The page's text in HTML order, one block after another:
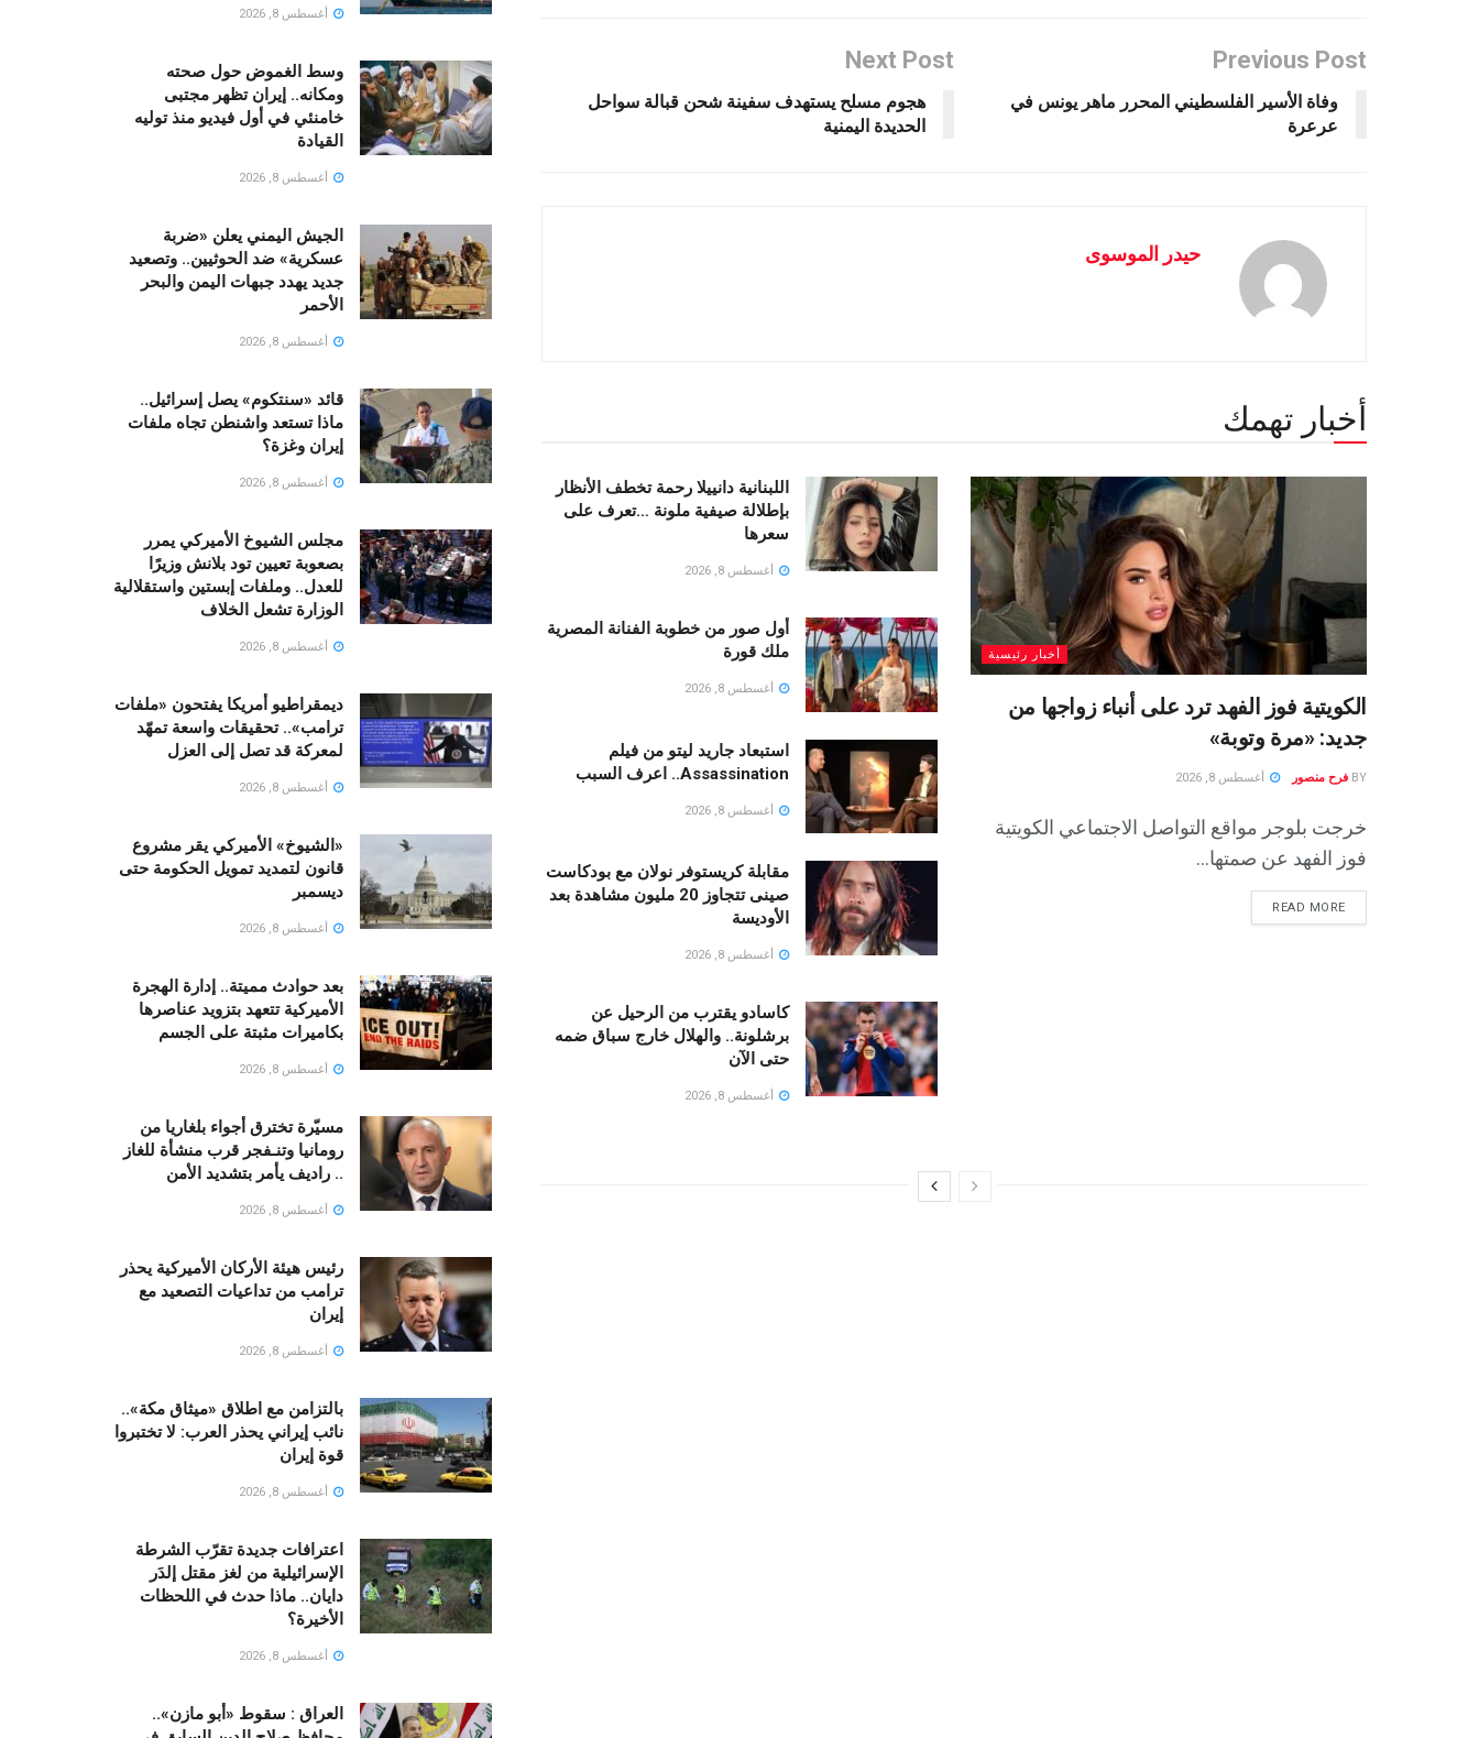
Previous Post
وفاة الأسير الفلسطيني المحرر ماهر يونس في
عرعرة
Next Post
هجوم مسلح يستهدف سفينة شحن قبالة سواحل
الحديدة اليمنية
حيدر الموسوى
أخبار تهمك
أخبار رئيسية
الكويتية فوز الفهد ترد على أنباء زواجها من
جديد: «مرة وتوبة» ‏
BY فرح منصور أغسطس 8, 2026
خرجت بلوجر مواقع التواصل الاجتماعي الكويتية
فوز الفهد عن صمتها...
READ MORE
اللبنانية دانييلا رحمة تخطف الأنظار
بإطلالة صيفية ملونة …تعرف على
سعرها
أغسطس 8, 2026
أول صور من خطوبة الفنانة المصرية
ملك قورة
أغسطس 8, 2026
استبعاد جاريد ليتو من فيلم
Assassination.. اعرف السبب
أغسطس 8, 2026
مقابلة كريستوفر نولان مع بودكاست
صينى تتجاوز 20 مليون مشاهدة بعد
الأوديسة
أغسطس 8, 2026
كاسادو يقترب من الرحيل عن
برشلونة.. والهلال خارج سباق ضمه
حتى الآن
أغسطس 8, 2026
أغسطس 8, 2026
وسط الغموض حول صحته
ومكانه.. إيران تظهر مجتبى
خامنئي في أول فيديو منذ توليه
القيادة
أغسطس 8, 2026
الجيش اليمني يعلن «ضربة
عسكرية» ضد الحوثيين.. وتصعيد
جديد يهدد جبهات اليمن والبحر
الأحمر
أغسطس 8, 2026
قائد «سنتكوم» يصل إسرائيل..
ماذا تستعد واشنطن تجاه ملفات
إيران وغزة؟
أغسطس 8, 2026
مجلس الشيوخ الأميركي يمرر
بصعوبة تعيين تود بلانش وزيرًا
للعدل.. وملفات إبستين واستقلالية
الوزارة تشعل الخلاف
أغسطس 8, 2026
ديمقراطيو أمريكا يفتحون «ملفات
ترامب».. تحقيقات واسعة تمهّد
لمعركة قد تصل إلى العزل
أغسطس 8, 2026
«الشيوخ» الأميركي يقر مشروع
قانون لتمديد تمويل الحكومة حتى
ديسمبر
أغسطس 8, 2026
بعد حوادث مميتة.. إدارة الهجرة
الأميركية تتعهد بتزويد عناصرها
بكاميرات مثبتة على الجسم
أغسطس 8, 2026
مسيّرة تخترق أجواء بلغاريا من
رومانيا وتنـفجر قرب منشأة للغاز
.. راديف يأمر بتشديد الأمن
أغسطس 8, 2026
رئيس هيئة الأركان الأميركية يحذر
ترامب من تداعيات التصعيد مع
إيران
أغسطس 8, 2026
بالتزامن مع اطلاق «ميثاق مكة»..
نائب إيراني يحذر العرب: لا تختبروا
قوة إيران
أغسطس 8, 2026
اعترافات جديدة تقرّب الشرطة
الإسرائيلية من لغز مقتل إلدَر
دايان.. ماذا حدث في اللحظات
الأخيرة؟
أغسطس 8, 2026
العراق : سقوط «أبو مازن»..